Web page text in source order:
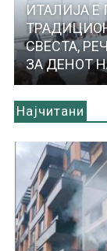
ИТАЛИЈА Е
СВЕСТА,
ЗА ДЕНОТ
Најчитани